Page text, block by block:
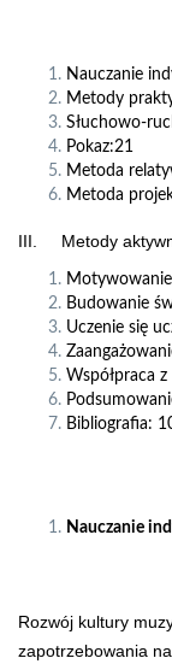
Nauczanie
Metody
Słuchowo-
Pokaz:21
Metoda
Metoda
III. Metody
Budowanie
Uczenie się
Współpraca
Bibliografia:
Nauczanie
Rozwój kultury
zapotrzebowania